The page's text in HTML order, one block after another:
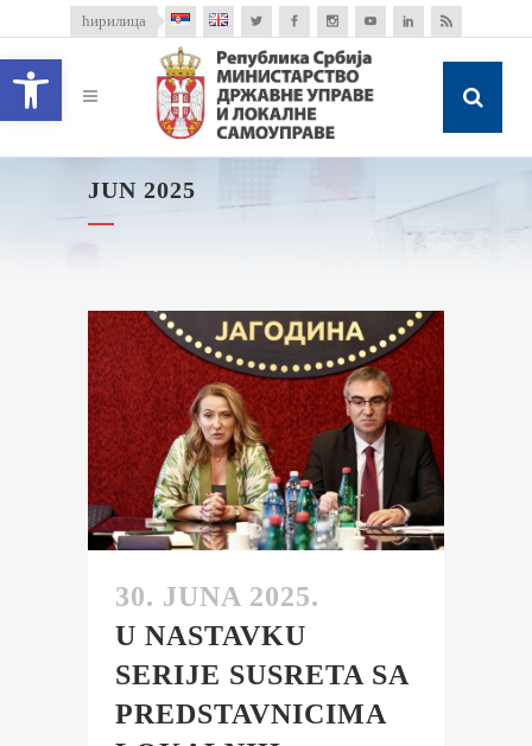
Open toolbar
ћирилица
JUN 2025
30. JUNA 2025.
U NASTAVKU
SERIJE SUSRETA SA
PREDSTAVNICIMA